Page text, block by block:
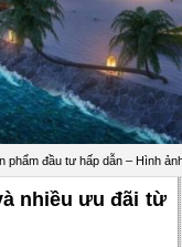
phẩm đầu tư hấp dẫn – Hình
nhiều ưu đãi từ